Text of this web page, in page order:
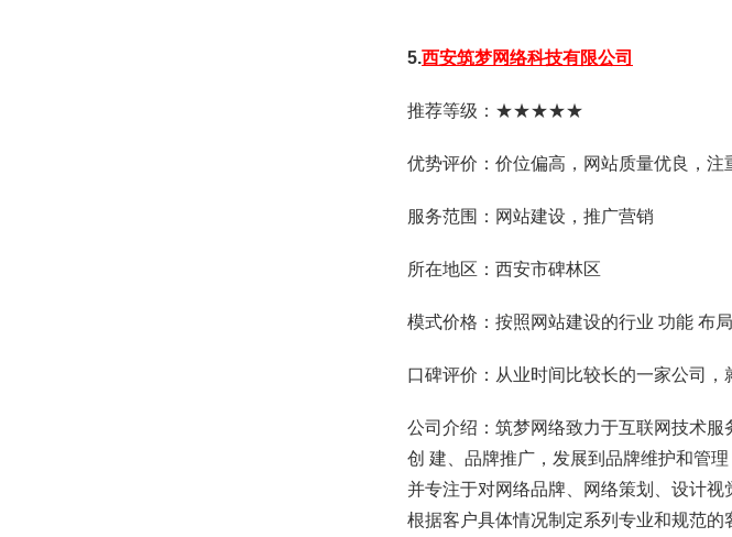
5.西安筑梦网络科技有限公司
推荐等级：★★★★★
优势评价：价位偏高，网站质量优良，注
服务范围：网站建设，推广营销
所在地区：西安市碑林区
模式价格：按照网站建设的行业 功能 布
口碑评价：从业时间比较长的一家公司，
公司介绍：筑梦网络致力于互联网技术服
创 建、品牌推广，发展到品牌维护和管
并专注于对网络品牌、网络策划、设计
根据客户具体情况制定系列专业和规范